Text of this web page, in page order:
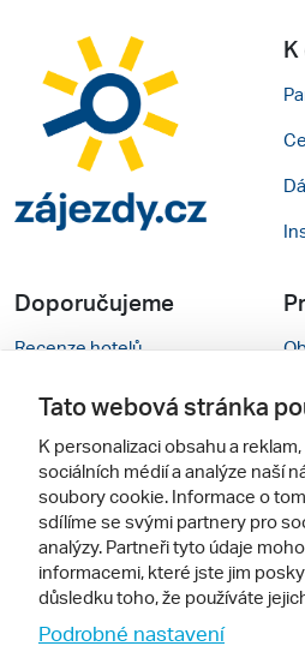
Doporučujeme
Recenze hotelů
Rady na cestu
Cestovní kanceláře
Zájazdy.sk
Sledujte nás
Tato webová stránka
K personalizaci obsahu a
sociálních médií a analýze naší
soubory cookie. Informace o
sdílíme se svými partnery pro
analýzy. Partneři tyto údaje
informacemi, které jste jim
důsledku toho, že používáte
Podrobné nastavení